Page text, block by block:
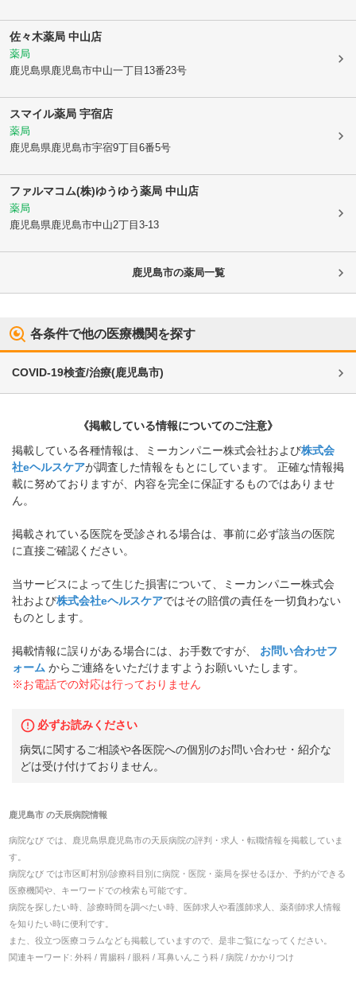
佐々木薬局 中山店
薬局
鹿児島県鹿児島市中山一丁目13番23号
スマイル薬局 宇宿店
薬局
鹿児島県鹿児島市宇宿9丁目6番5号
ファルマコム(株)ゆうゆう薬局 中山店
薬局
鹿児島県鹿児島市中山2丁目3-13
鹿児島市の薬局一覧
各条件で他の医療機関を探す
COVID-19検査/治療(鹿児島市)
《掲載している情報についてのご注意》
掲載している各種情報は、ミーカンパニー株式会社および株式会
社eヘルスケアが調査した情報をもとにしています。 正確な情報掲
載に努めておりますが、内容を完全に保証するものではありませ
ん。
掲載されている医院を受診される場合は、事前に必ず該当の医院
に直接ご確認ください。
当サービスによって生じた損害について、ミーカンパニー株式会
社および株式会社eヘルスケアではその賠償の責任を一切負わない
ものとします。
掲載情報に誤りがある場合には、お手数ですが、
お問い合わせフ
ォーム からご連絡をいただけますようお願いいたします。
※お電話での対応は行っておりません
必ずお読みください
病気に関するご相談や各医院への個別のお問い合わせ・紹介な
どは受け付けておりません。
鹿児島市の天辰病院情報
病院なび では、 鹿児島県鹿児島市の天辰病院の評判・求人・転職情報を掲載していま
す。
病院なび では市区町村別/診療科目別に病院・医院・薬局を探せるほか、予約ができる
医療機関や、キーワードでの検索も可能です。
病院を探したい時、診療時間を調べたい時、医師求人や看護師求人、薬剤師求人情報
を知りたい時に便利です。
また、役立つ医療コラムなども掲載していますので、是非ご覧になってください。
関連キーワード: 外科 / 胃腸科 / 眼科 / 耳鼻いんこう科 / 病院 / かかりつけ